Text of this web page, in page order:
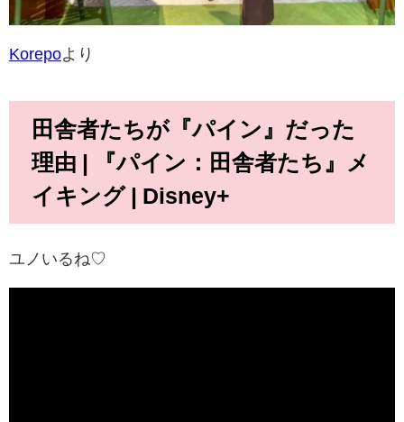
Korepoより
田舎者たちが『パイン』だった
理由 | 『パイン：田舎者たち』メ
イキング | Disney+
ユノいるね♡